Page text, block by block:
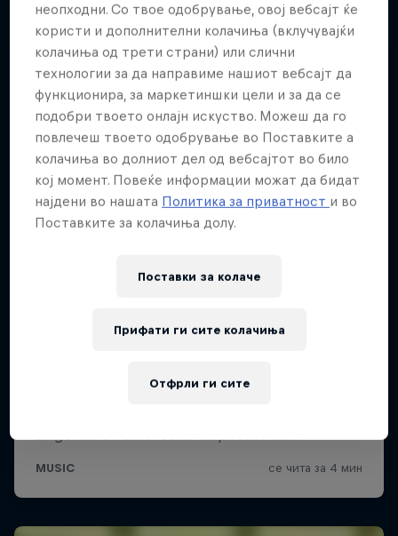
неопходни. Со твое одобрување, овој вебсајт ќе
користи и дополнителни колачиња (вклучувајќи
колачиња од трети страни) или слични
технологии за да направиме нашиот вебсајт да
функционира, за маркетиншки цели и за да се
подобри твоето онлајн искуство. Можеш да го
повлечеш твоето одобрување во Поставките а
колачиња во долниот дел од вебсајтот во било
кој момент. Повеќе информации можат да бидат
најдени во нашата Политика за приватност и во
Поставките за колачиња долу.
Поставки за колачe
Отфрли ги сите
Прифати ги сите колачиња